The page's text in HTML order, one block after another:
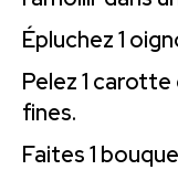
Épluchez 1
Pelez 1
fines.
Faites 1